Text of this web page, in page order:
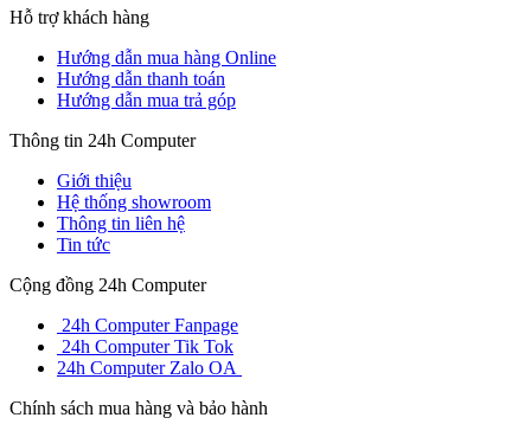
Hỗ trợ khách hàng
Hướng dẫn mua hàng Online
Hướng dẫn thanh toán
Hướng dẫn mua trả góp
Thông tin 24h Computer
Giới thiệu
Hệ thống showroom
Thông tin liên hệ
Tin tức
Cộng đồng 24h Computer
24h Computer Fanpage
24h Computer Tik Tok
24h Computer Zalo OA
Chính sách mua hàng và bảo hành